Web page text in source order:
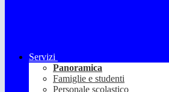
Servizi
Panoramica
Famiglie e studenti
Personale scolastico